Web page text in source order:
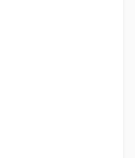
230V Horeca